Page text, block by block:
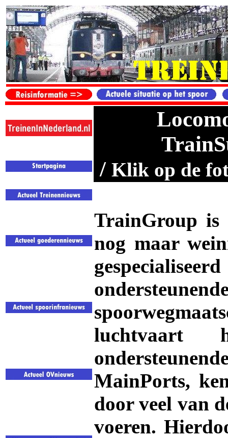
/ Klik op de
TrainGroup is
nog maar
luchtvaart
MainPorts,
door veel van
voeren.